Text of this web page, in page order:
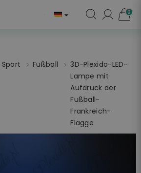
 0
Sport Fußball
3D-Plexido-LED-
Lampe mit
Aufdruck der
Fußball-
Frankreich-
Flagge